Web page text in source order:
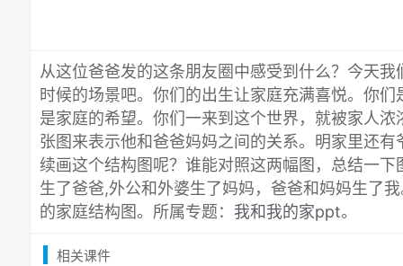
从这位爸爸发的这条朋友圈中感受到什么？今天我
时候的场景吧。你们的出生让家庭充满喜悦。你
是家庭的希望。你们一来到这个世界，就被家人
张图来表示他和爸爸妈妈之间的关系。明家里还
续画这个结构图呢？谁能对照这两幅图，总结一
生了爸爸,外公和外婆生了妈妈，爸爸和妈妈生了
的家庭结构图。所属专题： 我和我的家ppt。
相关课件